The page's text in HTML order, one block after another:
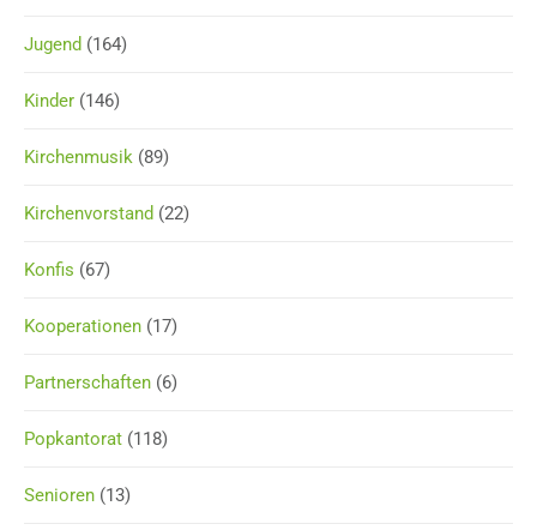
Jugend (164)
Kinder (146)
Kirchenmusik (89)
Kirchenvorstand (22)
Konfis (67)
Kooperationen (17)
Partnerschaften (6)
Popkantorat (118)
Senioren (13)